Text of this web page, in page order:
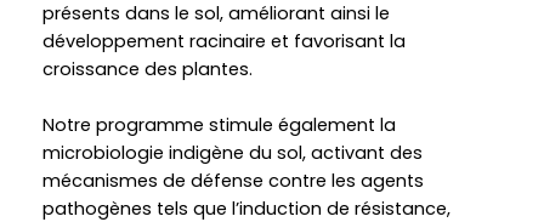
présents dans le sol, améliorant ainsi le
développement racinaire et favorisant la
croissance des plantes.
Notre programme stimule également la
microbiologie indigène du sol, activant des
mécanismes de défense contre les agents
pathogènes tels que l’induction de résistance,